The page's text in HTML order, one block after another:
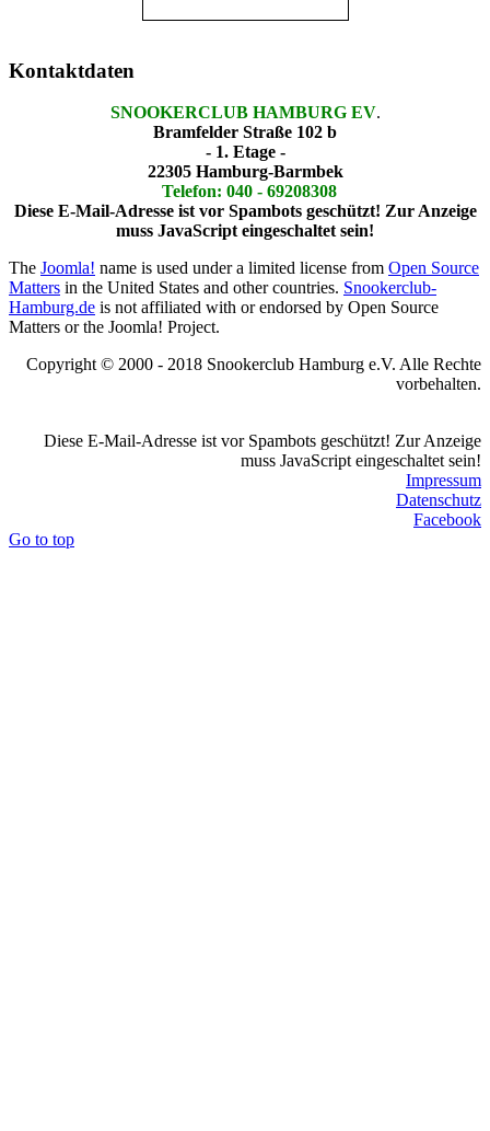
Kontaktdaten
SNOOKERCLUB HAMBURG EV.
Bramfelder Straße 102 b
- 1. Etage -
22305 Hamburg-Barmbek
Telefon: 040 - 69208308
Diese E-Mail-Adresse ist vor Spambots geschützt! Zur Anzeige
muss JavaScript eingeschaltet sein!
The Joomla! name is used under a limited license from Open Source
Matters in the United States and other countries. Snookerclub-
Hamburg.de is not affiliated with or endorsed by Open Source
Matters or the Joomla! Project.
Copyright © 2000 - 2018 Snookerclub Hamburg e.V. Alle Rechte
vorbehalten.
Diese E-Mail-Adresse ist vor Spambots geschützt! Zur Anzeige
muss JavaScript eingeschaltet sein!
Impressum
Datenschutz
Facebook
Go to top